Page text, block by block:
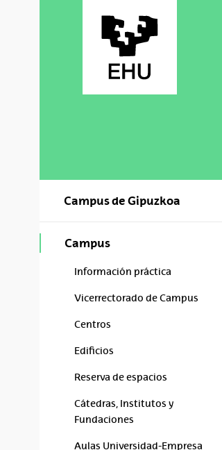
Campus de Gipuzkoa
Campus
Información práctica
Vicerrectorado de Campus
Centros
Edificios
Reserva de espacios
Cátedras, Institutos y
Fundaciones
Aulas Universidad-Empresa